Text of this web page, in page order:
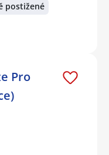
postižené
Pro